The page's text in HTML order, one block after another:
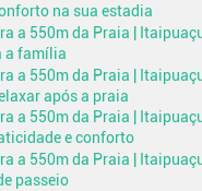
na sua estadia
a família
após a praia
e conforto
passeio